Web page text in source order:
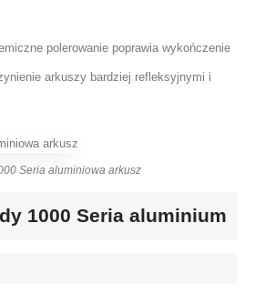
polerowanie poprawia wykończenie
arkuszy bardziej refleksyjnymi i
Seria aluminiowa arkusz
1000 Seria aluminium